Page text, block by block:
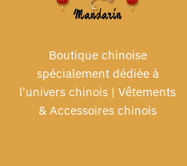
Boutique chinoise
spécialement dédiée à
l'univers chinois | Vêtements
& Accessoires chinois